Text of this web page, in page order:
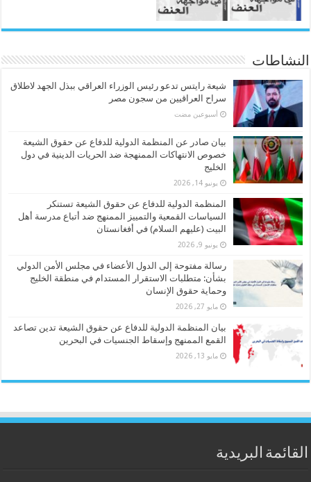
النشاطات
شيعة رايتس تدعو رئيس الوزراء العراقي ببذل الجهد لاطلاق
سراح العراقيين من سجون مصر
‏أسبوعين مضت
بيان صادر عن المنظمة الدولية للدفاع عن حقوق الشيعة
خصوص الانتهاكات الممنهجة ضد الحريات الدينية في دول
الخليج
يونيو 14, 2026
المنظمة الدولية للدفاع عن حقوق الشيعة تستنكر
السياسات القمعية والتمييز الممنهج ضد أتباع مدرسة أهل
البيت (عليهم السلام) في أفغانستان
يونيو 9, 2026
رسالة مفتوحة إلى الدول الأعضاء في مجلس الأمن الدولي
بشأن: متطلبات الاستقرار المستدام في منطقة الخليج
وحماية حقوق الإنسان
مايو 27, 2026
بيان المنظمة الدولية للدفاع عن حقوق الشيعة تدين تصاعد
القمع الممنهج وإسقاط الجنسيات في البحرين
مايو 13, 2026
القائمة البريدية